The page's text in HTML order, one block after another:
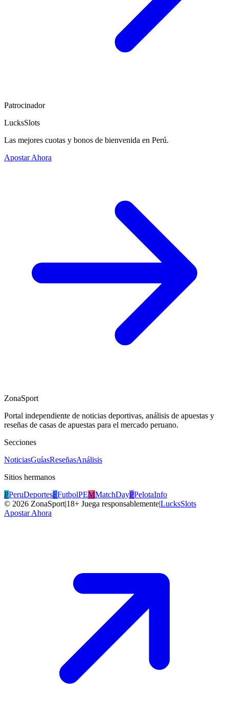
Patrocinador
LucksSlots
Las mejores cuotas y bonos de bienvenida en Perú.
Apostar Ahora
ZonaSport
Portal independiente de noticias deportivas, análisis de apuestas y
reseñas de casas de apuestas para el mercado peruano.
Secciones
NoticiasGuíasReseñasAnálisis
Sitios hermanos
PPeruDeportesFFutbolPEMMatchDayPPelotaInfo
© 2026 ZonaSport|18+ Juega responsablemente|LucksSlots
Apostar Ahora